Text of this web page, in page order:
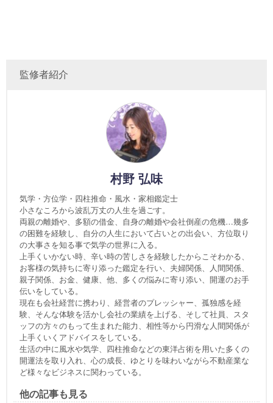
監修者紹介
村野 弘味
気学・方位学・四柱推命・風水・家相鑑定士
小さなころから波乱万丈の人生を過ごす。
両親の離婚や、多額の借金、自身の離婚や会社倒産の危機…幾多
の困難を経験し、自分の人生において占いとの出会い、方位取り
の大事さを知る事で気学の世界に入る。
上手くいかない時、辛い時の苦しさを経験したからこそわかる、
お客様の気持ちに寄り添った鑑定を行い、夫婦関係、人間関係、
親子関係、お金、健康、他、多くの悩みに寄り添い、開運のお手
伝いをしている。
現在も会社経営に携わり、経営者のプレッシャー、孤独感を経
験、そんな体験を活かし会社の業績を上げる、そして社員、スタ
ッフの方々のもって生まれた能力、相性等から円滑な人間関係が
上手くいくアドバイスをしている。
生活の中に風水や気学、四柱推命などの東洋占術を用いた多くの
開運法を取り入れ、心の成長、ゆとりを味わいながら不動産業な
ど様々なビジネスに関わっている。
他の記事も見る